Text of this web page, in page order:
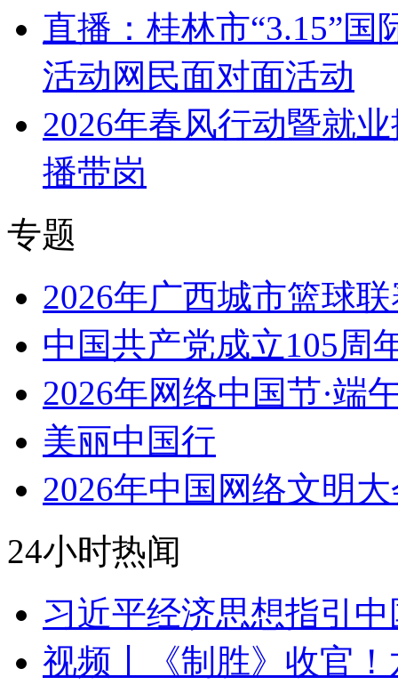
直播：桂林市“3.15”
活动网民面对面活动
2026年春风行动暨就
播带岗
专题
2026年广西城市篮球
中国共产党成立105周
2026年网络中国节·端
美丽中国行
2026年中国网络文明
24小时热闻
习近平经济思想指引
视频丨《制胜》收官